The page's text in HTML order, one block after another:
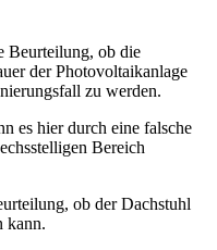
Beurteilung, ob die
der Photovoltaikanlage
zu werden.
es hier durch eine falsche
Bereich
ob der Dachstuhl
kann.